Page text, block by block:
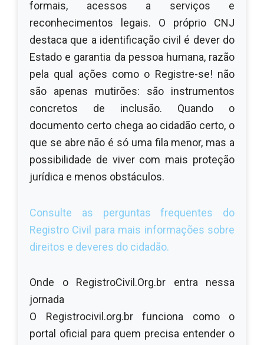
formais, acessos a serviços e
reconhecimentos legais. O próprio CNJ
destaca que a identificação civil é dever do
Estado e garantia da pessoa humana, razão
pela qual ações como o Registre-se! não
são apenas mutirões: são instrumentos
concretos de inclusão. Quando o
documento certo chega ao cidadão certo, o
que se abre não é só uma fila menor, mas a
possibilidade de viver com mais proteção
jurídica e menos obstáculos.
Consulte as perguntas frequentes do
Registro Civil para mais informações sobre
direitos e deveres do cidadão.
Onde o RegistroCivil.Org.br entra nessa
jornada
O Registrocivil.org.br funciona como o
portal oficial para quem precisa entender o